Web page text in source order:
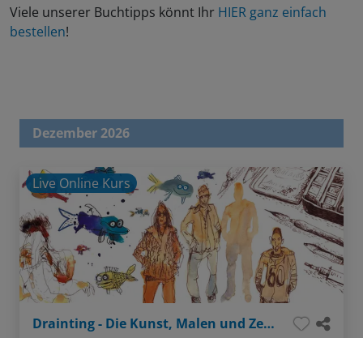
Viele unserer Buchtipps könnt Ihr HIER ganz einfach
bestellen!
Dezember 2026
Live Online Kurs
Drainting - Die Kunst, Malen und Zeichnen zu verbinden